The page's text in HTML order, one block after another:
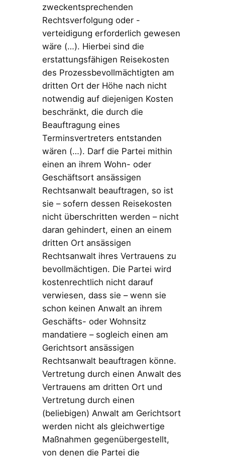
zweckentsprechenden
Rechtsverfolgung oder -
verteidigung erforderlich gewesen
wäre (…). Hierbei sind die
erstattungsfähigen Reisekosten
des Prozessbevollmächtigten am
dritten Ort der Höhe nach nicht
notwendig auf diejenigen Kosten
beschränkt, die durch die
Beauftragung eines
Terminsvertreters entstanden
wären (…). Darf die Partei mithin
einen an ihrem Wohn- oder
Geschäftsort ansässigen
Rechtsanwalt beauftragen, so ist
sie – sofern dessen Reisekosten
nicht überschritten werden – nicht
daran gehindert, einen an einem
dritten Ort ansässigen
Rechtsanwalt ihres Vertrauens zu
bevollmächtigen. Die Partei wird
kostenrechtlich nicht darauf
verwiesen, dass sie – wenn sie
schon keinen Anwalt an ihrem
Geschäfts- oder Wohnsitz
mandatiere – sogleich einen am
Gerichtsort ansässigen
Rechtsanwalt beauftragen könne.
Vertretung durch einen Anwalt des
Vertrauens am dritten Ort und
Vertretung durch einen
(beliebigen) Anwalt am Gerichtsort
werden nicht als gleichwertige
Maßnahmen gegenübergestellt,
von denen die Partei die